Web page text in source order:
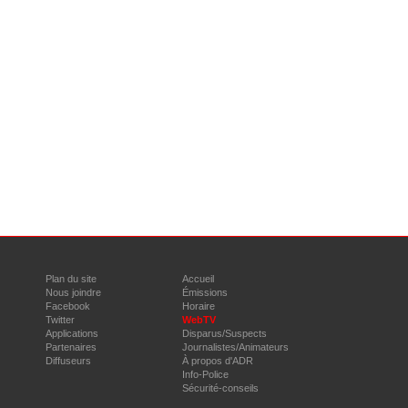
Plan du site
Nous joindre
Facebook
Twitter
Applications
Partenaires
Diffuseurs
Accueil
Émissions
Horaire
WebTV
Disparus/Suspects
Journalistes/Animateurs
À propos d'ADR
Info-Police
Sécurité-conseils